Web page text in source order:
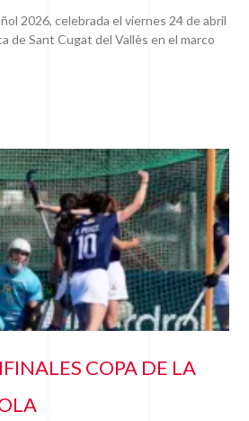
2026, celebrada el viernes 24 de abril
de Sant Cugat del Vallès en el marco
COPA DE LA